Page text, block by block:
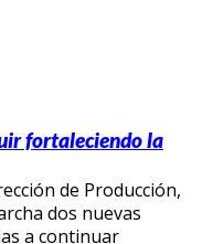
fortaleciendo la
de Producción,
dos nuevas
a continuar